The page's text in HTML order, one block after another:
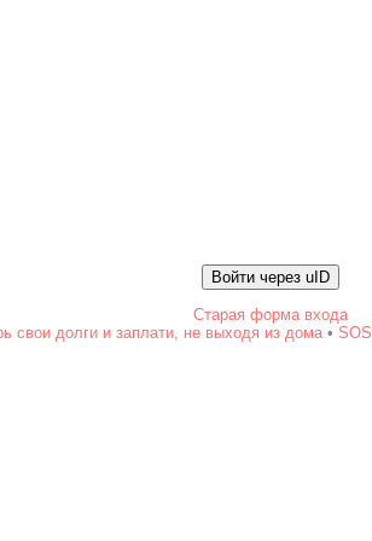
Войти через uID
Старая форма входа
свои долги и заплати, не выходя из дома• SOS